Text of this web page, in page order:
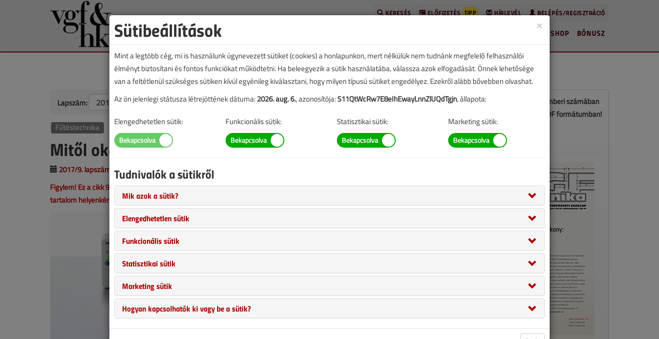
BELÉPÉS/REGISZTRÁCIÓ
HÍRLEVÉL
ELŐFIZETÉS TIPP
KERESÉS
BÓNUSZ
SHOP
Lapszám: TARTALOM
Fűtéstechnika
Mitől okos az okostermosztát?
2017/9. lapszám | Murányi Dániel |
3098 |
Figylem! Ez a cikk 9 éve frissült utoljára. A benne szereplő információk mára aktualitásukat veszíthették, valamint a
tartalom helyenként hiányos lehet (képek, táblázatok stb.).
Ez a cikk a VGF&HKL 2017. szeptemberi számában
jelent meg. Töltse le a lapszámot PDF formátumban!
×
Sütibeállítások
Mint a legtöbb cég, mi is használunk úgynevezett sütiket (cookies) a honlapunkon, mert nélkülük nem tudnánk megfelelő felhasználói
élményt biztosítani és fontos funkciókat működtetni. Ha beleegyezik a sütik használatába, válassza azok elfogadását. Önnek lehetősége
van a feltétlenül szükséges sütiken kívül egyénileg kiválasztani, hogy milyen típusú sütiket engedélyez. Ezekről alább bővebben olvashat.
Az ön jelenlegi státusza létrejöttének dátuma:2026. aug. 6., azonosítója:S11QtWcRw7E8eIhEwayLnnZlUQdTgjn, állapota:
Elengedhetetlen sütik: Funkcionális sütik: Statisztikai sütik: Marketing sütik:
Tudnivalók a sütikről
Mik azok a sütik?
Elengedhetetlen sütik
Funkcionális sütik
Statisztikai sütik
Marketing sütik
Hogyan kapcsolhatók ki vagy be a sütik?